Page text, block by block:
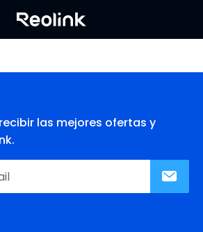
las mejores ofertas y